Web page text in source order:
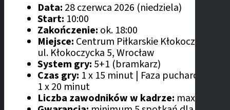
Data: 28 czerwca 2026 (niedziela)
Start: 10:00
Zakończenie: ok. 18:00
Miejsce: Centrum Piłkarskie Kłokoczyce,
ul. Kłokoczycka 5, Wrocław
System gry: 5+1 (bramkarz)
Czas gry: 1 x 15 minut | Faza pucharowa:
1 x 20 minut
Liczba zawodników w kadrze: max. 12